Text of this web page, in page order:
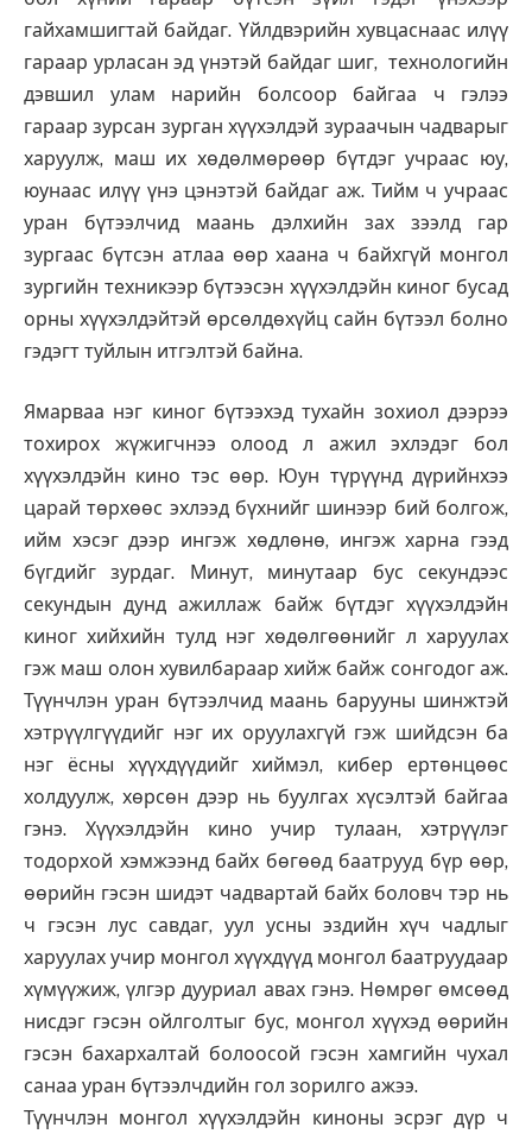
гайхамшигтай байдаг. Үйлдвэрийн хувцаснаас илүү
гараар урласан эд үнэтэй байдаг шиг, технологийн
дэвшил улам нарийн болсоор байгаа ч гэлээ
гараар зурсан зурган хүүхэлдэй зураачын чадварыг
харуулж, маш их хөдөлмөрөөр бүтдэг учраас юу,
юунаас илүү үнэ цэнэтэй байдаг аж. Тийм ч учраас
уран бүтээлчид маань дэлхийн зах зээлд гар
зургаас бүтсэн атлаа өөр хаана ч байхгүй монгол
зургийн техникээр бүтээсэн хүүхэлдэйн киног бусад
орны хүүхэлдэйтэй өрсөлдөхүйц сайн бүтээл болно
гэдэгт туйлын итгэлтэй байна.
Ямарваа нэг киног бүтээхэд тухайн зохиол дээрээ
тохирох жүжигчнээ олоод л ажил эхлэдэг бол
хүүхэлдэйн кино тэс өөр. Юун түрүүнд дүрийнхээ
царай төрхөөс эхлээд бүхнийг шинээр бий болгож,
ийм хэсэг дээр ингэж хөдлөнө, ингэж харна гээд
бүгдийг зурдаг. Минут, минутаар бус секундээс
секундын дунд ажиллаж байж бүтдэг хүүхэлдэйн
киног хийхийн тулд нэг хөдөлгөөнийг л харуулах
гэж маш олон хувилбараар хийж байж сонгодог аж.
Түүнчлэн уран бүтээлчид маань барууны шинжтэй
хэтрүүлгүүдийг нэг их оруулахгүй гэж шийдсэн ба
нэг ёсны хүүхдүүдийг хиймэл, кибер ертөнцөөс
холдуулж, хөрсөн дээр нь буулгах хүсэлтэй байгаа
гэнэ. Хүүхэлдэйн кино учир тулаан, хэтрүүлэг
тодорхой хэмжээнд байх бөгөөд баатрууд бүр өөр,
өөрийн гэсэн шидэт чадвартай байх боловч тэр нь
ч гэсэн лус савдаг, уул усны эздийн хүч чадлыг
харуулах учир монгол хүүхдүүд монгол баатруудаар
хүмүүжиж, үлгэр дууриал авах гэнэ. Нөмрөг өмсөөд
нисдэг гэсэн ойлголтыг бус, монгол хүүхэд өөрийн
гэсэн бахархалтай болоосой гэсэн хамгийн чухал
санаа уран бүтээлчдийн гол зорилго ажээ.
Түүнчлэн монгол хүүхэлдэйн киноны эсрэг дүр ч